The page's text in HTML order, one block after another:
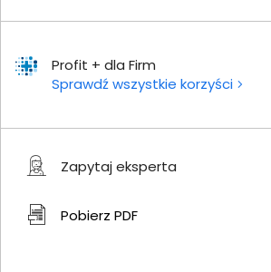
Profit + dla Firm
Sprawdź wszystkie korzyści
Zapytaj eksperta
Pobierz PDF